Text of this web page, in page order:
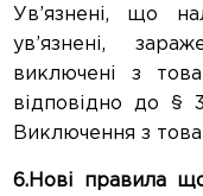
Ув’язнені, що
ув’язнені,
виключені з
відповідно до §
Виключення з
6.Нові правила